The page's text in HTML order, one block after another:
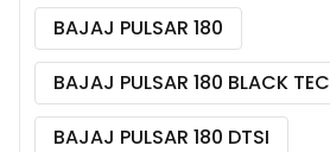
BAJAJ PULSAR 180
BAJAJ PULSAR 180 BLACK TEC
BAJAJ PULSAR 180 DTSI